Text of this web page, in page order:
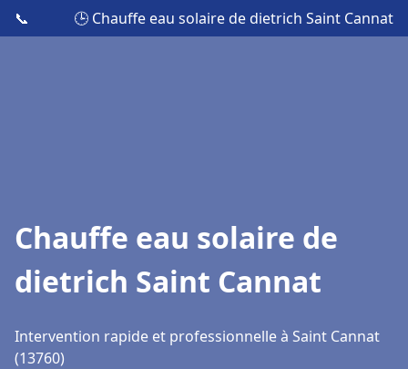
📞 🕒 Chauffe eau solaire de dietrich Saint Cannat
Chauffe eau solaire de
dietrich Saint Cannat
Intervention rapide et professionnelle à Saint Cannat
(13760)